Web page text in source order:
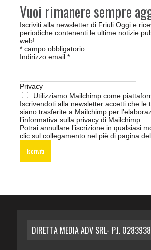
Vuoi rimanere sempre
Iscriviti alla newsletter di Friuli Oggi e
periodiche contenenti le ultime notizie
web!
* campo obbligatorio
Indirizzo email *
Privacy
Utilizziamo Mailchimp come
Iscrivendoti alla newsletter accetti che le
siano trasferite a Mailchimp per
l’informativa sulla privacy di Mailchimp
Potrai annullare l’iscrizione in qualsiasi
clic sul collegamento nel piè di pagina
DIRETTA MEDIA ADV SRL- P.I.